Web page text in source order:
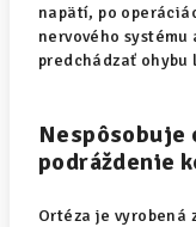
napätí, po
nervového
predchádzať ohybu
Nespôsobuje
podráždenie
Ortéza je vyrobená